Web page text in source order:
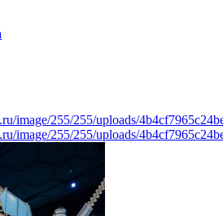
image/255/255/uploads/
image/255/255/uploads/